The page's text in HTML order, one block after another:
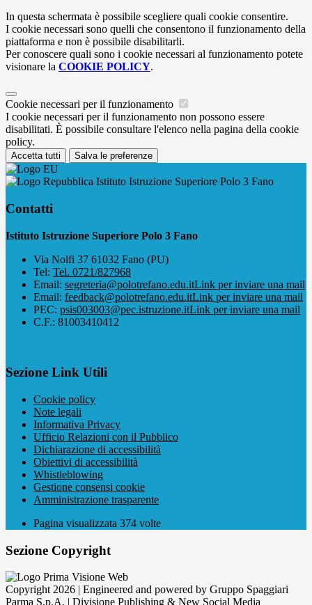
In questa schermata è possibile scegliere quali cookie consentire.
I cookie necessari sono quelli che consentono il funzionamento della
piattaforma e non è possibile disabilitarli.
Per conoscere quali sono i cookie necessari al funzionamento potete
visionare la COOKIE POLICY.
Cookie necessari per il funzionamento
I cookie necessari per il funzionamento non possono essere
disabilitati. È possibile consultare l'elenco nella pagina della cookie
policy.
Accetta tutti Salva le preferenze
Istituto Istruzione Superiore Polo 3 Fano
Contatti
Istituto Istruzione Superiore Polo 3 Fano
Via Nolfi 37 61032 Fano (PU)
Tel: Tel. 0721/827968
Email: segreteria@polotrefano.e​du.itLink per inviare una mail
Email: feedback@polotrefano.edu.itLink per inviare una mail
PEC: psis003003@pec.istruzione.itLink per inviare una mail
C.F.: 81003410412
Sezione Link Utili
Cookie policy
Note legali
Informativa Privacy
Ufficio Relazioni con il Pubblico
Dichiarazione di accessibilità
Obiettivi di accessibilità
Whistleblowing
Gestione consensi cookie
Amministrazione trasparente
Pagina visualizzata 374 volte
Sezione Copyright
Copyright 2026 | Engineered and powered by Gruppo Spaggiari
Parma S.p.A. | Divisione Publishing & New Social Media